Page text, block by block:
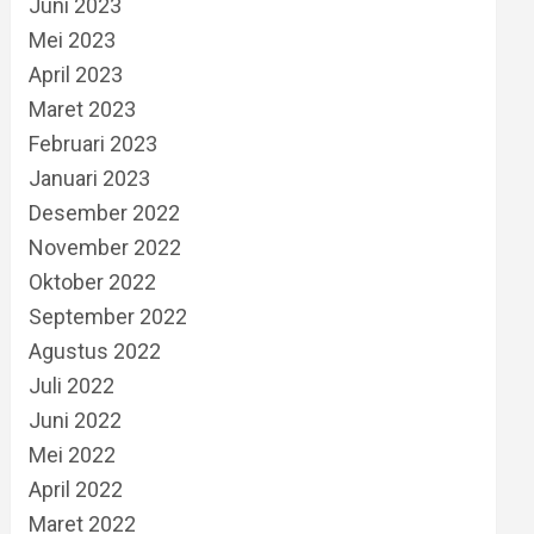
Juni 2023
Mei 2023
April 2023
Maret 2023
Februari 2023
Januari 2023
Desember 2022
November 2022
Oktober 2022
September 2022
Agustus 2022
Juli 2022
Juni 2022
Mei 2022
April 2022
Maret 2022